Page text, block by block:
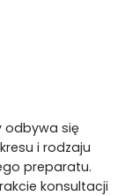
odbywa się
i rodzaju
preparatu.
konsultacji